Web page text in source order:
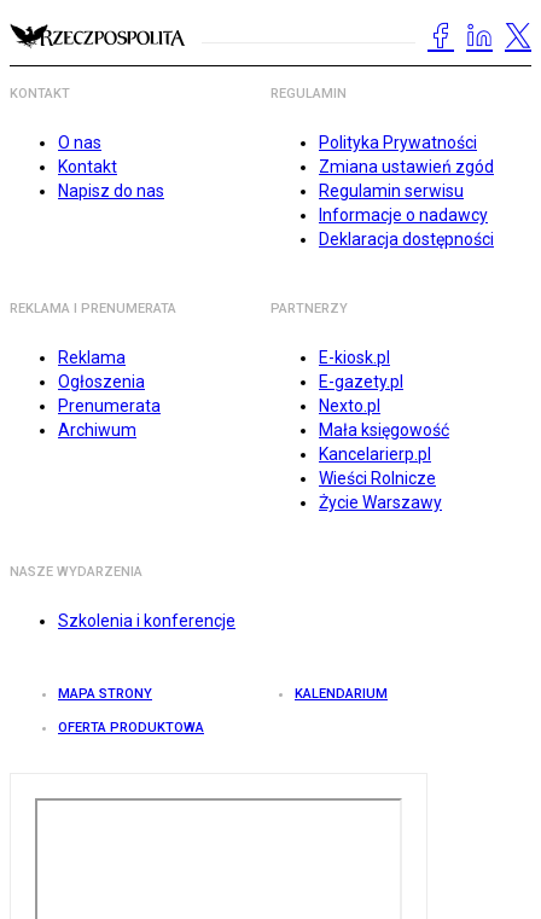
KONTAKT
O nas
Kontakt
Napisz do nas
REGULAMIN
Polityka Prywatności
Zmiana ustawień zgód
Regulamin serwisu
Informacje o nadawcy
Deklaracja dostępności
REKLAMA I PRENUMERATA
Reklama
Ogłoszenia
Prenumerata
Archiwum
PARTNERZY
E-kiosk.pl
E-gazety.pl
Nexto.pl
Mała księgowość
Kancelarierp.pl
Wieści Rolnicze
Życie Warszawy
NASZE WYDARZENIA
Szkolenia i konferencje
MAPA STRONY KALENDARIUM
OFERTA PRODUKTOWA